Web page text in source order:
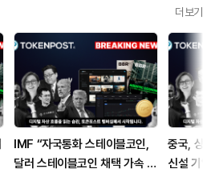
더보기
IMF “자국통화 스테이블코인,
달러 스테이블코인 채택 가속 가
중국, 상
신설 기